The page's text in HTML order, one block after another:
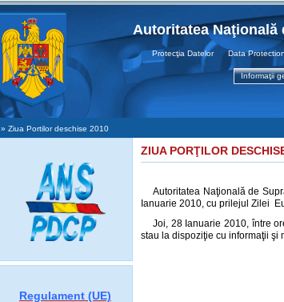
Autoritatea Naţională
Protecţia Datelor Data Protection
Informaţii
» Ziua Portilor deschise 2010
Regulament (UE)
ZIUA PORŢILOR
Autoritatea Naţională de
Ianuarie 2010, cu prilejul Zilei
Joi, 28 Ianuarie 2010, între
stau la dispoziţie cu informaţii şi